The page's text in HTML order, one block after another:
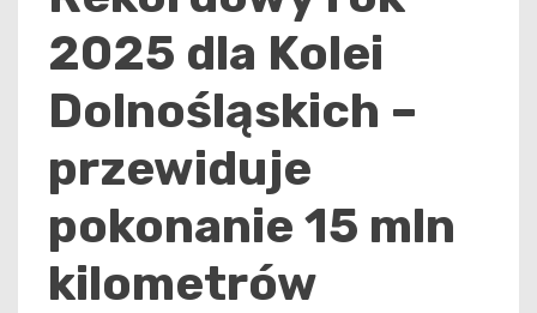
2025 dla Kolei
Dolnośląskich –
przewiduje
pokonanie 15 mln
kilometrów